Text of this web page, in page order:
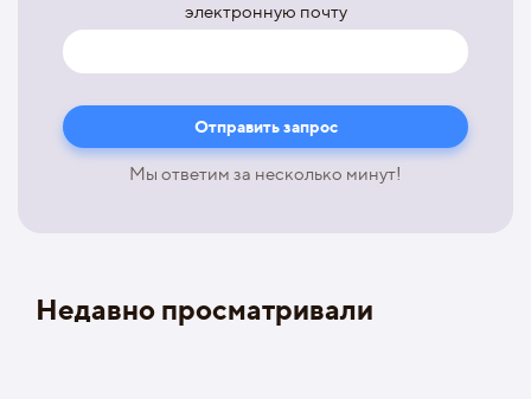
электронную почту
Мы ответим за несколько минут!
Недавно просматривали